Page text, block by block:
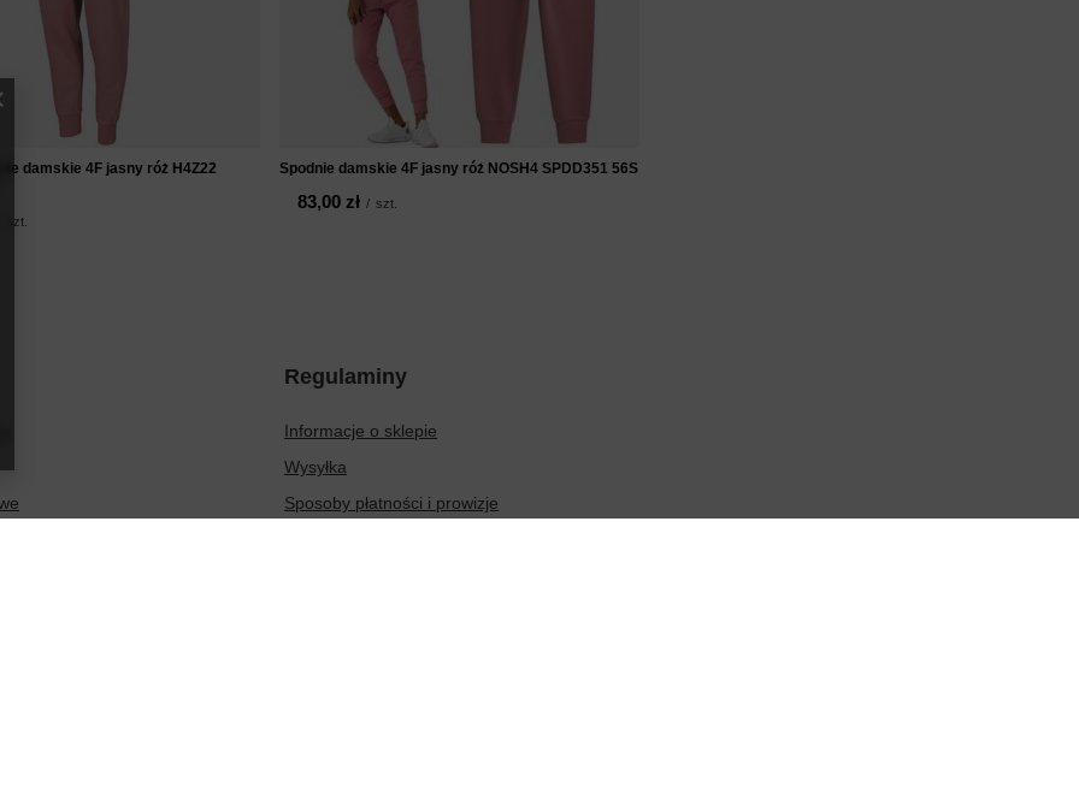
damskie 4F jasny róż H4Z22
szt.
Spodnie damskie 4F jasny róż NOSH4 SPDD351 56S
83,00 zł / szt.
Regulaminy
Informacje o sklepie
Wysyłka
Sposoby płatności i prowizje